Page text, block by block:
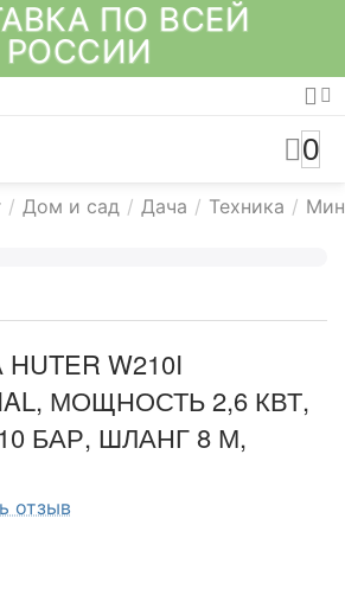
ПО ВСЕЙ
РОССИИ
0
/ Дом и сад / Дача / Техника /
W210I
МОЩНОСТЬ 2,6 КВТ,
БАР, ШЛАНГ 8 М,
отзыв